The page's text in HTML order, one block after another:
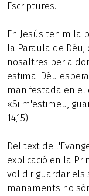
Escriptures.
En Jesús tenim la
la Paraula de Déu,
nosaltres per a
estima. Déu
manifestada en
«Si m'estimeu,
14,15).
Del text de
explicació en la
vol dir guardar els
manaments no